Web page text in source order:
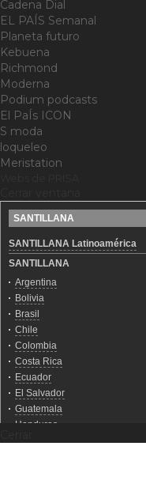
Cadena Dial
EL PAÍS Semanal
Planeta futuro
Kebuena
Richmond
Moderna
Podium podcasts
El PaÍs ICON
S moda
loqueleo
Meristation